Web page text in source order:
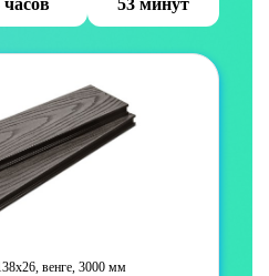
часов 53 минут
венге, 3000 мм